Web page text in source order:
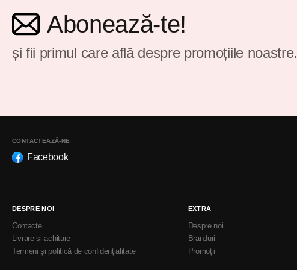
Abonează-te!
și fii primul care află despre promoțiile noastre.
CONTACTEAZĂ-NE
Facebook
DESPRE NOI
Contacte
Livrare și achitare
Termeni și politică de confidențialitate
EXTRA
Despre noi
Branduri
Promoții